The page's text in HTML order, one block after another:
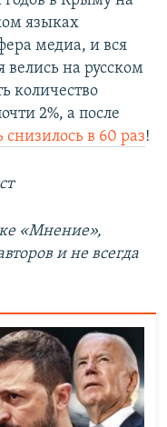
языках
медиа, и вся
велись на русском
количество
2%, а после
снизилось в 60 раз!
«Мнение»,
и не всегда